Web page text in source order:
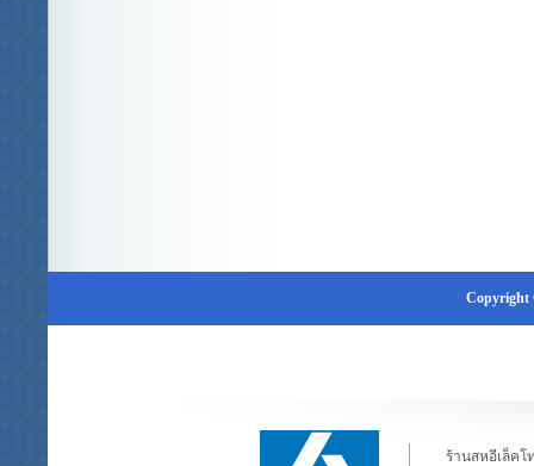
Copyright
ร้านสหอีเล็คโ